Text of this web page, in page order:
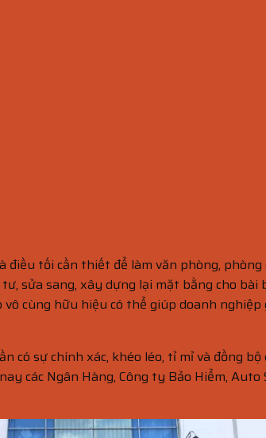
tối cần thiết để làm văn phòng,
sửa sang, xây dựng lại mặt bằng cho
cùng hữu hiệu có thể giúp doanh
có sự chính xác, khéo léo, tỉ mỉ và đồng
Ngân Hàng, Công ty Bảo Hiểm, Auto